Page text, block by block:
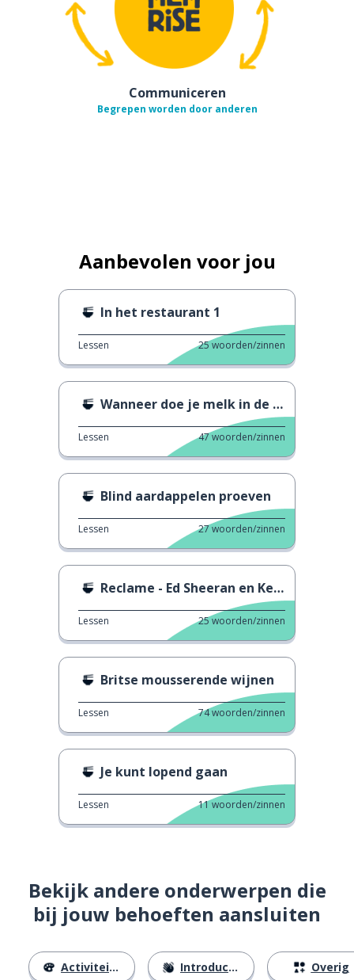
Communiceren
Begrepen worden door anderen
Aanbevolen voor jou
In het restaurant 1
Lessen 25woorden/zinnen
Wanneer doe je melk in de thee?
Lessen 47woorden/zinnen
Blind aardappelen proeven
Lessen 27woorden/zinnen
Reclame - Ed Sheeran en Ketchup
Lessen 25woorden/zinnen
Britse mousserende wijnen
Lessen 74woorden/zinnen
Je kunt lopend gaan
Lessen 11woorden/zinnen
Bekijk andere onderwerpen die
bij jouw behoeften aansluiten
Activiteiten Introducties Overig